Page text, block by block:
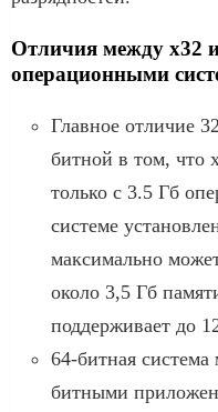
Отличия между x32
операционными
Главное отличие
битной в том, что
только с 3.5 Гб
системе
максимально
около 3,5 Гб
поддерживает до
64-битная система
битными